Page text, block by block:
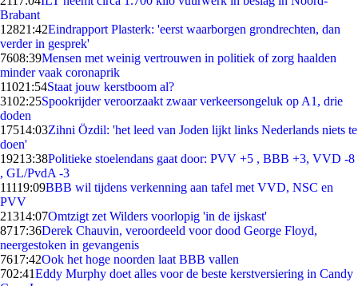
Brabant
12821:42Eindrapport Plasterk: 'eerst waarborgen grondrechten, dan
verder in gesprek'
7608:39Mensen met weinig vertrouwen in politiek of zorg haalden
minder vaak coronaprik
11021:54Staat jouw kerstboom al?
3102:25Spookrijder veroorzaakt zwaar verkeersongeluk op A1, drie
doden
17514:03Zihni Özdil: 'het leed van Joden lijkt links Nederlands niets te
doen'
19213:38Politieke stoelendans gaat door: PVV +5 , BBB +3, VVD -8
, GL/PvdA -3
11119:09BBB wil tijdens verkenning aan tafel met VVD, NSC en
PVV
21314:07Omtzigt zet Wilders voorlopig 'in de ijskast'
8717:36Derek Chauvin, veroordeeld voor dood George Floyd,
neergestoken in gevangenis
7617:42Ook het hoge noorden laat BBB vallen
702:41Eddy Murphy doet alles voor de beste kerstversiering in Candy